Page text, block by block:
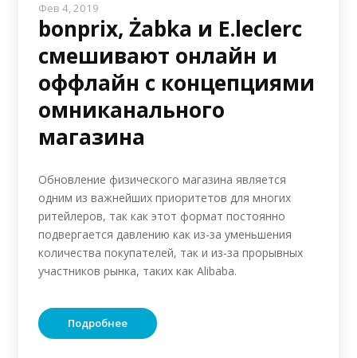
Фев 4, 2019
bonprix, Żabka и E.leclerc
смешивают онлайн и
оффлайн с концепциями
омниканального
магазина
Обновление физического магазина является
одним из важнейших приоритетов для многих
ритейлеров, так как этот формат постоянно
подвергается давлению как из-за уменьшения
количества покупателей, так и из-за прорывных
участников рынка, таких как Alibaba.
Подробнее